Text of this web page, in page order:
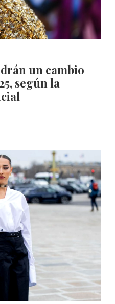
un cambio
según la